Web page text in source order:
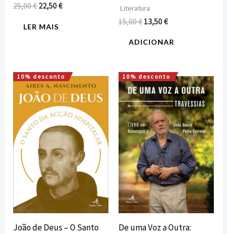
25,00€ 22,50€
LER MAIS
Literatura
15,00€ 13,50€
ADICIONAR
10% desconto
João de Deus – O Santo
O
preço
original
era:
15,00 €.
O
preço
atual
é:
13,50 €.
10% desconto
De uma Voz a Outra:
O
preço
original
era:
16,00 €.
O
preço
atual
é:
14,40 €.